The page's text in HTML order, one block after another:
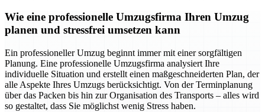
Wie eine professionelle Umzugsfirma Ihren Umzug
planen und stressfrei umsetzen kann
Ein professioneller Umzug beginnt immer mit einer sorgfältigen
Planung. Eine professionelle Umzugsfirma analysiert Ihre
individuelle Situation und erstellt einen maßgeschneiderten Plan, der
alle Aspekte Ihres Umzugs berücksichtigt. Von der Terminplanung
über das Packen bis hin zur Organisation des Transports – alles wird
so gestaltet, dass Sie möglichst wenig Stress haben.